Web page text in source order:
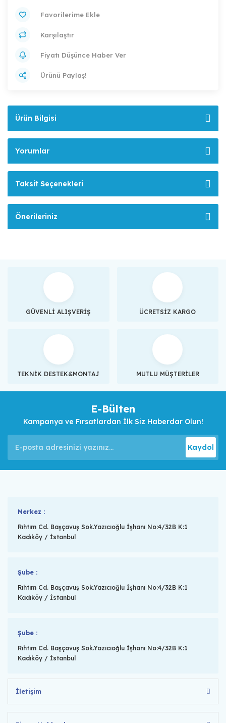
Karşılaştır
Fiyatı Düşünce Haber Ver
Ürünü Paylaş!
Ürün Bilgisi
Yorumlar
Taksit Seçenekleri
Önerileriniz
GÜVENLİ ALIŞVERİŞ ÜCRETSİZ KARGO
TEKNİK DESTEK&MONTAJ MUTLU MÜŞTERİLER
E-Bülten
Kampanya ve Fırsatlardan İlk Siz Haberdar Olun!
Kaydol
Merkez :
Rıhtım Cd. Başçavuş Sok.Yazıcıoğlu İşhanı No:4/32B K:1
Kadıköy / İstanbul
Şube :
Rıhtım Cd. Başçavuş Sok.Yazıcıoğlu İşhanı No:4/32B K:1
Kadıköy / İstanbul
Şube :
Rıhtım Cd. Başçavuş Sok.Yazıcıoğlu İşhanı No:4/32B K:1
Kadıköy / İstanbul
İletişim